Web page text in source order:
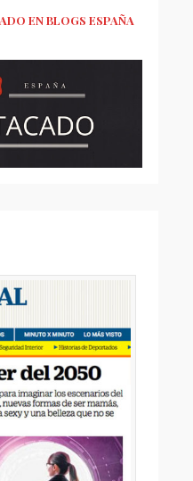
EN BLOGS ESPAÑA